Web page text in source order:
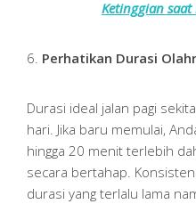
Ketinggian
6. Perhatikan Durasi
Durasi ideal jalan pagi
hari. Jika baru memulai,
hingga 20 menit terlebih
secara bertahap.
durasi yang terlalu lama